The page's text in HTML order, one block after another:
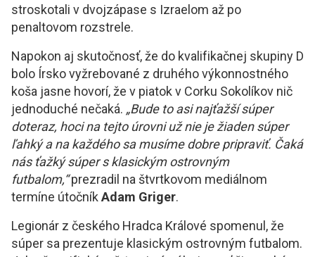
stroskotali v dvojzápase s Izraelom až po
penaltovom rozstrele.
Napokon aj skutočnosť, že do kvalifikačnej skupiny D
bolo Írsko vyžrebované z druhého výkonnostného
koša jasne hovorí, že v piatok v Corku Sokolíkov nič
jednoduché nečaká. „Bude to asi najťažší súper
doteraz, hoci na tejto úrovni už nie je žiaden súper
ľahký a na každého sa musíme dobre pripraviť. Čaká
nás ťažký súper s klasickým ostrovným
futbalom,“prezradil na štvrtkovom mediálnom
termíne útočník Adam Griger.
Legionár z českého Hradca Králové spomenul, že
súper sa prezentuje klasickým ostrovným futbalom.